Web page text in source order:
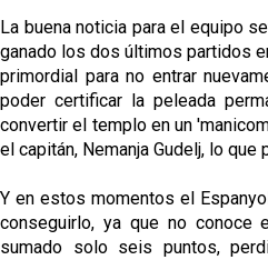
La buena noticia para el equipo
ganado los dos últimos partidos
primordial para no entrar
poder certificar la peleada
convertir el templo en un
el capitán, Nemanja Gudelj, lo que
Y en estos momentos el
conseguirlo, ya que no conoce
sumado solo seis puntos,